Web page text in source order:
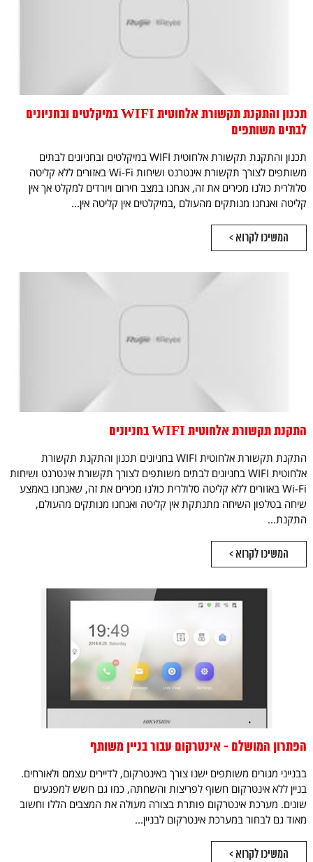
תכנון והתקנת תקשורת אלחוטית WIFI במיקלטים ובחניונים
לבתים משותפים
תכנון והתקנת תקשורת אלחוטית WIFI במיקלטים ובחניונים לבתים
משותפים לצורך תקשורת אינטרנט ושיחות Wi-Fi באזורים ללא קליטה
סלולרית כולנו מכירים את זה, אנחנו במצב חירום ויורדים למקלט אך אין
קליטה ואנחנו מנותקים מהעולם ,במיקלטים אין קליטה אין...
המשיכו לקרוא >
התקנת תקשורת אלחוטית WIFI בחניונים
התקנת תקשורת אלחוטית WIFI בחניונים תכנון והתקנת תקשורת
אלחוטית WIFI בחניונים לבתים משותפים לצורך תקשורת אינטרנט ושיחות
Wi-Fi באזורים ללא קליטה סלולרית כולנו מכירים את זה, שאנחנו באמצע
שיחה בטלפון השיחה מתנתקת אין קליטה ואנחנו מנותקים מהעולם,
התקנת...
המשיכו לקרוא >
הפתרון המושלם - אינטרקום עבור בניין משותף
בבנייני מגורים משותפים ישנו צורך באינטרקום, לדיירים עצמם ולאורחים.
בניין ללא אינטרקום חשוף לפריצות והשחתה, כמו גם חשש למפגעים
שונים. מערכת אינטרקום פותרת בצורה מעולה את המצבים הללו וחשוב
מאוד גם לבחור במערכת אינטרקום לבניין...
המשיכו לקרוא >